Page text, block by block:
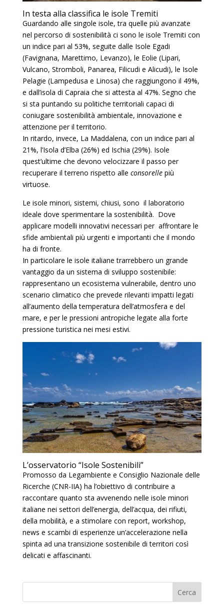
In testa alla classifica le isole Tremiti
Guardando alle singole isole, tra quelle più avanzate
nel percorso di sostenibilità ci sono le isole Tremiti con
un indice pari al 53%, seguite dalle Isole Egadi
(Favignana, Marettimo, Levanzo), le Eolie (Lipari,
Vulcano, Stromboli, Panarea, Filicudi e Alicudi), le Isole
Pelagie (Lampedusa e Linosa) che raggiungono il 49%,
e dall’isola di Capraia che si attesta al 47%. Segno che
si sta puntando su politiche territoriali capaci di
coniugare sostenibilità ambientale, innovazione e
attenzione per il territorio.
In ritardo, invece, La Maddalena, con un indice pari al
21%, l’Isola d’Elba (26%) ed Ischia (29%). Isole
quest’ultime che devono velocizzare il passo per
recuperare il terreno rispetto alle consorellepiù
virtuose.
Le isole minori, sistemi, chiusi, sono il laboratorio
ideale dove sperimentare la sostenibilità. Dove
applicare modelli innovativi necessari per affrontare le
sfide ambientali più urgenti e importanti che il mondo
ha di fronte.
In particolare le isole italiane trarrebbero un grande
vantaggio da un sistema di sviluppo sostenibile:
rappresentano un ecosistema vulnerabile, dentro uno
scenario climatico che prevede rilevanti impatti legati
all’aumento della temperatura dell’atmosfera e del
mare, e per le pressioni antropiche legate alla forte
pressione turistica nei mesi estivi.
L’osservatorio “Isole Sostenibili”
Promosso da Legambiente e Consiglio Nazionale delle
Ricerche (CNR-IIA) ha l’obiettivo di contribuire a
raccontare quanto sta avvenendo nelle isole minori
italiane nei settori dell’energia, dell’acqua, dei rifiuti,
della mobilità, e a stimolare con report, workshop,
news e scambi di esperienze un’accelerazione nella
spinta ad una transizione sostenibile di territori così
delicati e affascinanti.
Cerca